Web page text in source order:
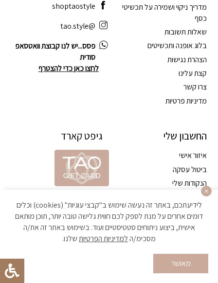
מדריך ניקוי ושמירה על תכשיטי
כסף
שאלות תשובות
בלוג אופנה ותכשיטים
הצהרת נגישות
קצת עלינו
צרו קשר
מדיניות פרטיות
החשבון שלי
איזור אישי
ביטול עסקה
הנקודות שלי
בדיקת יתרה בגיפט קארד שלי
shoptaostyle
@tao.style
פסס...יש לנו קבוצת וואטסאפ
סודית
לחצו כאן כדי להצטרף
גיפט קארד
לידיעתכם, באתר זה נעשה שימוש ב"קבצי עוגיות" (cookies) וכלים
דומים אחרים על מנת לספק לכם חווית גלישה טובה יותר, תוכן מותאם
אישית, ביצוע ניתוחים סטטיסטיים ועוד. בשימוש באתר זה את/ה
מסכימ/הלמדיניות הפרטיותשלנו.
מאושר